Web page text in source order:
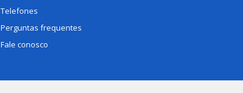
Telefones
Perguntas frequentes
Fale conosco